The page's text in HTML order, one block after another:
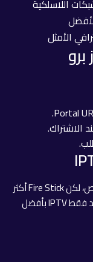
اللاسلكية
الأمثل
الاشتراك.
MAG أكثر استقراراً في البث بسبب نظامه المخصص، لكن Fire Stick أكثر
مرونة ويدعم تطبيقات أكثر. للمستخدم الذي يريد فقط IPTV بأفضل